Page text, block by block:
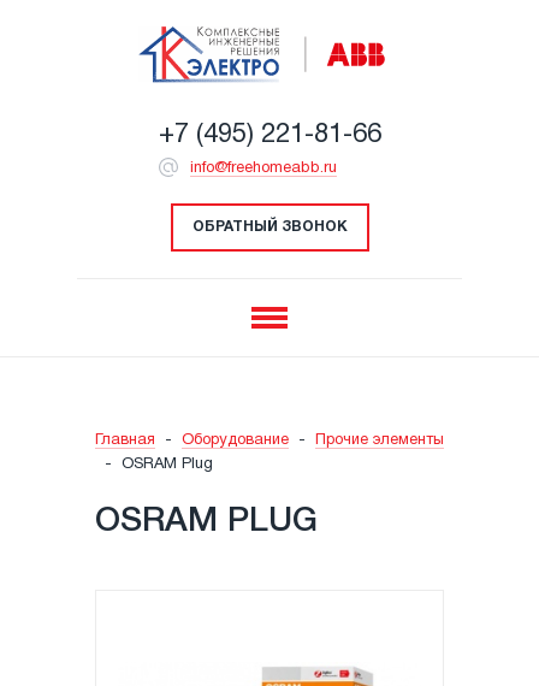
+7 (495) 221-81-66
info@freehomeabb.ru
ОБРАТНЫЙ ЗВОНОК
Главная - Оборудование -
Прочие элементы
-
OSRAM Plug
OSRAM PLUG